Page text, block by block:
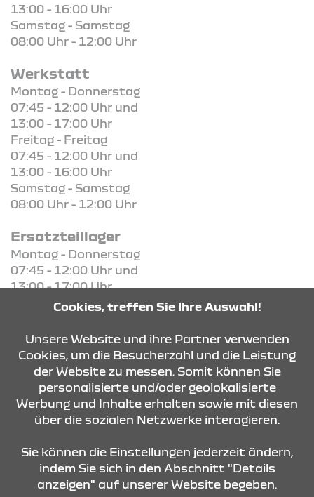
13:00 - 16:00 Uhr
Samstag - Samstag
08:00 Uhr - 12:00 Uhr
Werkstatt
Montag - Donnerstag
07:45 - 12:00 Uhr und
13:00 - 17:00 Uhr
Freitag - Freitag
07:45 - 12:00 Uhr und
13:00 - 16:00 Uhr
Samstag - Samstag
08:00 Uhr - 12:00 Uhr
Ersatzteillager
Montag - Donnerstag
07:45 - 12:00 Uhr und
13:00 - 17:00 Uhr
Freitag - Freitag
13:00 - 16:00 Uhr
KONTAKT & ANFAHRT
Cookies, treffen Sie Ihre Auswahl!
Unsere Website und ihre Partner verwenden
Cookies, um die Besucherzahl und die Leistung
der Website zu messen. Somit können Sie
personalisierte und/oder geolokalisierte
Werbung und Inhalte erhalten sowie mit diesen
über die sozialen Netzwerke interagieren.
Sie können die Einstellungen jederzeit ändern,
indem Sie sich in den Abschnitt "Details
anzeigen" auf unserer Website begeben.